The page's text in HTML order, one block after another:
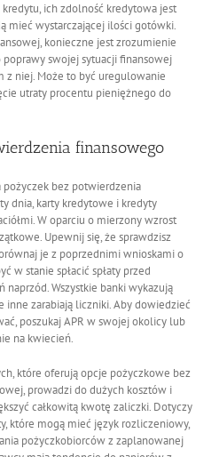
ich zdolność kredytowa jest
mieć wystarczającej ilości gotówki.
konieczne jest zrozumienie
swojej sytuacji finansowej
z niej. Może to być uregulowanie
utraty procentu pieniężnego do
finansowego
bez potwierdzenia
dnia, karty kredytowe i kredyty
W oparciu o mierzony wzrost
Upewnij się, że sprawdzisz
je z poprzednimi wnioskami o
w stanie spłacić spłaty przed
Wszystkie banki wykazują
inne zarabiają liczniki. Aby dowiedzieć
poszukaj APR w swojej okolicy lub
na kwiecień.
które oferują opcje pożyczkowe bez
prowadzi do dużych kosztów i
całkowitą kwotę zaliczki. Dotyczy
które mogą mieć język rozliczeniowy,
pożyczkobiorców z zaplanowanej